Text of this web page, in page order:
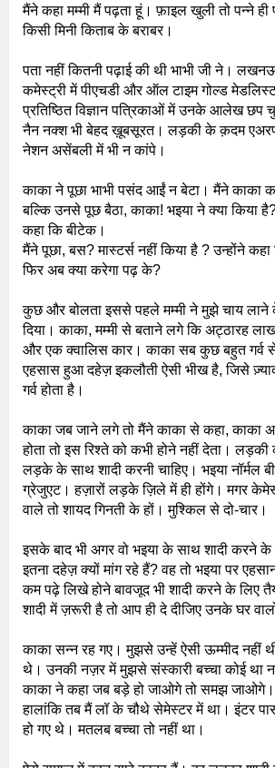
मैंने कहा मम्मी मैं पढ़ता हूं। फ़ाइल खुली तो पन्ने
किसी मिनी किताब के बराबर।
पता नहीं कितनी पढ़ाई की थी भाभी जी ने। लखनऊ
कमेस्ट्री में पीएचडी और ऑल टाइम गोल्ड
प्रतिष्ठित विज्ञान पत्रिकाओं में उनके आलेख छप
नैन नक्श भी बेहद ख़ूबसूरत। लड़की के क़दम
नेशन असेंबली में भी न कांपे।
काका ने पूछा भाभी पसंद आईं न बेटा। मैंने काका
बल्कि उनसे पूछ बैठा, काका! भइया ने क्या किया
कहा कि बीटेक।
मैंने पूछा, बस? मास्टर्स नहीं किया है ? उन्होंने
फिर अब क्या करेगा पढ़ के?
कुछ और बोलता इससे पहले मम्मी ने मुझे चाय
दिया। काका, मम्मी से बताने लगे कि अट्ठारह
और एक क्वालिस कार। काका सब कुछ बहुत गर्व
एहसास हुआ दहेज़ इकलौती ऐसी भीख है, जिसे
गर्व होता है।
काका जब जाने लगे तो मैंने काका से कहा, काका
होता तो इस रिश्ते को कभी होने नहीं देता।
लड़के के साथ शादी करनी चाहिए। भइया नॉर्मल
ग्रेजुएट। हज़ारों लड़के ज़िले में ही होंगे। मगर
वाले तो शायद गिनती के हों। मुश्किल से दो-चार।
इसके बाद भी अगर वो भइया के साथ शादी करने के
इतना दहेज़ क्यों मांग रहे हैं? वह तो भइया पर
कम पढ़े लिखे होने बावजूद भी शादी करने के लिए
शादी में ज़रूरी है तो आप ही दे दीजिए उनके घर
काका सन्न रह गए। मुझसे उन्हें ऐसी ऊम्मीद नहीं
थे। उनकी नज़र में मुझसे संस्कारी बच्चा कोई था
काका ने कहा जब बड़े हो जाओगे तो समझ जाओगे।
हालांकि तब मैं लॉ के चौथे सेमेस्टर में था। इंटर
हो गए थे। मतलब बच्चा तो नहीं था।